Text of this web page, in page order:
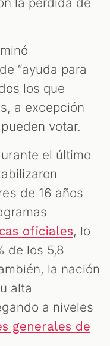
“ayuda para
los que
a excepción
votar.
el último
de 16 años
oficiales, lo
de los 5,8
la nación
alta
a niveles
generales de